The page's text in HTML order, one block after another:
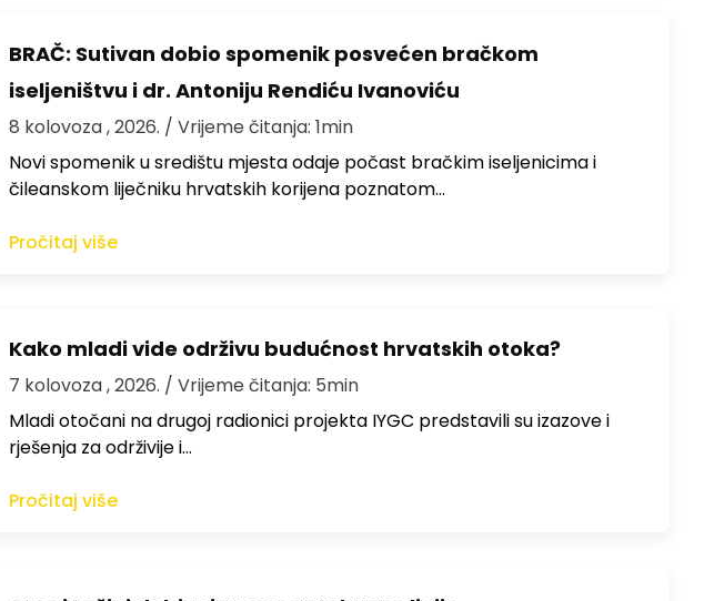
BRAČ: Sutivan dobio spomenik posvećen bračkom
iseljeništvu i dr. Antoniju Rendiću Ivanoviću
8 kolovoza , 2026. / Vrijeme čitanja: 1min
Novi spomenik u središtu mjesta odaje počast bračkim iseljenicima i
čileanskom liječniku hrvatskih korijena poznatom…
Pročitaj više
Kako mladi vide održivu budućnost hrvatskih otoka?
7 kolovoza , 2026. / Vrijeme čitanja: 5min
Mladi otočani na drugoj radionici projekta IYGC predstavili su izazove i
rješenja za održivije i…
Pročitaj više